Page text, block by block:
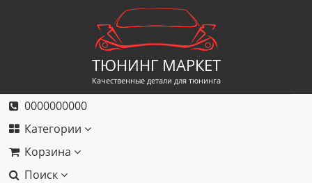
ТЮНИНГ МАРКЕТ
Качественные детали для тюнинга
0000000000
Категории
Корзина
Поиск